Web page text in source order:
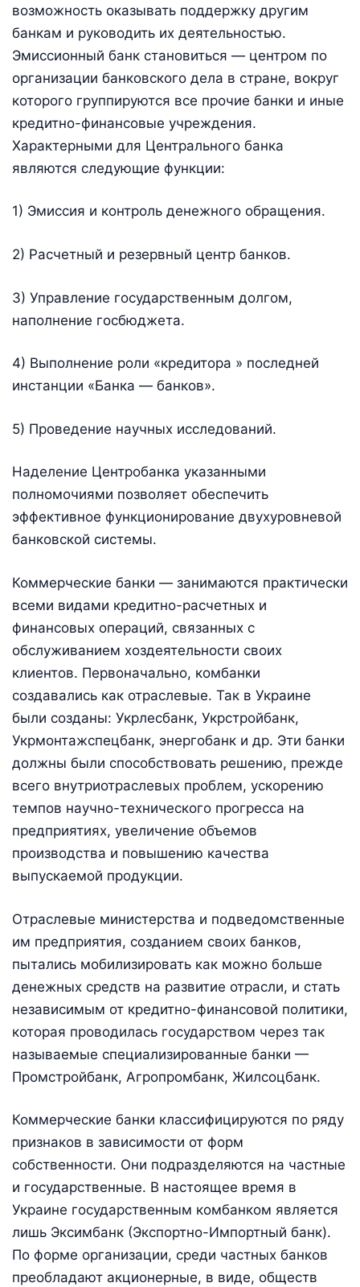
возможность оказывать поддержку другим
банкам и руководить их деятельностью.
Эмиссионный банк становиться — центром по
организации банковского дела в стране, вокруг
которого группируются все прочие банки и иные
кредитно-финансовые учреждения.
Характерными для Центрального банка
являются следующие функции:
1) Эмиссия и контроль денежного обращения.
2) Расчетный и резервный центр банков.
3) Управление государственным долгом,
наполнение госбюджета.
4) Выполнение роли «кредитора » последней
инстанции «Банка — банков».
5) Проведение научных исследований.
Наделение Центробанка указанными
полномочиями позволяет обеспечить
эффективное функционирование двухуровневой
банковской системы.
Коммерческие банки — занимаются практически
всеми видами кредитно-расчетных и
финансовых операций, связанных с
обслуживанием хоздеятельности своих
клиентов. Первоначально, комбанки
создавались как отраслевые. Так в Украине
были созданы: Укрлесбанк, Укрстройбанк,
Укрмонтажспецбанк, энергобанк и др. Эти банки
должны были способствовать решению, прежде
всего внутриотраслевых проблем, ускорению
темпов научно-технического прогресса на
предприятиях, увеличение объемов
производства и повышению качества
выпускаемой продукции.
Отраслевые министерства и подведомственные
им предприятия, созданием своих банков,
пытались мобилизировать как можно больше
денежных средств на развитие отрасли, и стать
независимым от кредитно-финансовой политики,
которая проводилась государством через так
называемые специализированные банки —
Промстройбанк, Агропромбанк, Жилсоцбанк.
Коммерческие банки классифицируются по ряду
признаков в зависимости от форм
собственности. Они подразделяются на частные
и государственные. В настоящее время в
Украине государственным комбанком является
лишь Эксимбанк (Экспортно-Импортный банк).
По форме организации, среди частных банков
преобладают акционерные, в виде, обществ